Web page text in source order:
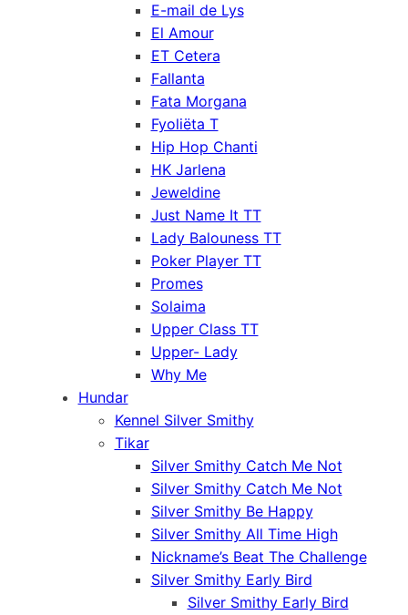
E-mail de Lys
El Amour
ET Cetera
Fallanta
Fata Morgana
Fyoliëta T
Hip Hop Chanti
HK Jarlena
Jeweldine
Just Name It TT
Lady Balouness TT
Poker Player TT
Promes
Solaima
Upper Class TT
Upper- Lady
Why Me
Hundar
Kennel Silver Smithy
Tikar
Silver Smithy Catch Me Not
Silver Smithy Catch Me Not
Silver Smithy Be Happy
Silver Smithy All Time High
Nickname’s Beat The Challenge
Silver Smithy Early Bird
Silver Smithy Early Bird